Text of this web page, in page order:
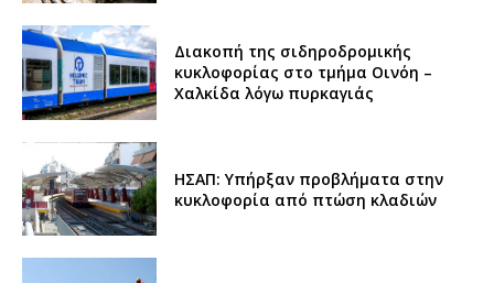
Διακοπή της σιδηροδρομικής
κυκλοφορίας στο τμήμα Οινόη –
Χαλκίδα λόγω πυρκαγιάς
ΗΣΑΠ: Υπήρξαν προβλήματα στην
κυκλοφορία από πτώση κλαδιών